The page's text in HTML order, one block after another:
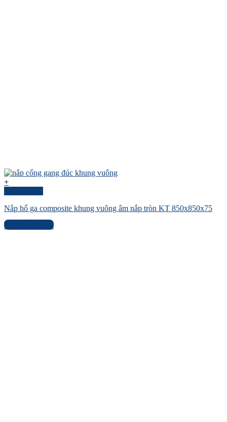
+
Nắp hố ga composite khung vuông âm nắp tròn KT 850x850x75
Liên hệ báo giá